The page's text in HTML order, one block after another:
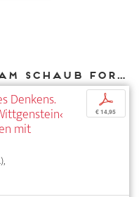
Other texts by Mirjam Schaub for DIAPHANES
Denkens.
mit
p
€ 14,95